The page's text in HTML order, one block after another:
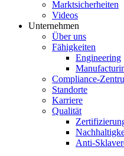
Marktsicherheiten
Videos
Unternehmen
Über uns
Fähigkeiten
Engineering
Compliance-
Standorte
Karriere
Qualität
Anti-